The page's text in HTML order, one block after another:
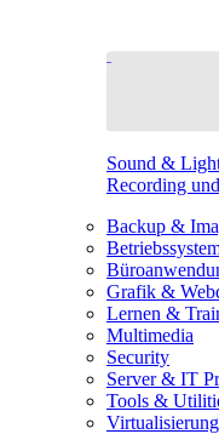
Sound &
Recording
Backup &
Grafik &
Lernen &
Multimedia
Security
Server & IT
Tools &
Virtualisierung